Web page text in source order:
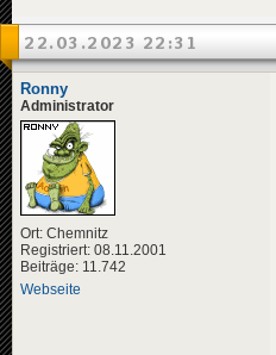
22.03.2023 22:31
Ronny
Administrator
Ort: Chemnitz
Registriert: 08.11.2001
Beiträge: 11.742
Webseite